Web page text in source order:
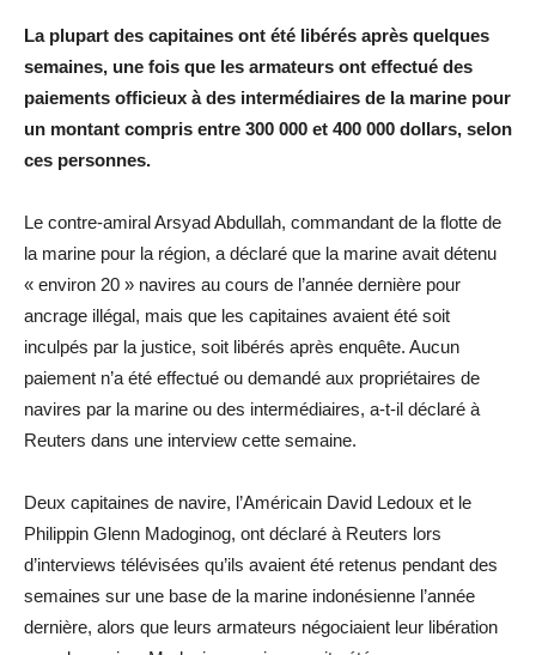
La plupart des capitaines ont été libérés après quelques
semaines, une fois que les armateurs ont effectué des
paiements officieux à des intermédiaires de la marine pour
un montant compris entre 300 000 et 400 000 dollars, selon
ces personnes.
Le contre-amiral Arsyad Abdullah, commandant de la flotte de
la marine pour la région, a déclaré que la marine avait détenu
« environ 20 » navires au cours de l’année dernière pour
ancrage illégal, mais que les capitaines avaient été soit
inculpés par la justice, soit libérés après enquête. Aucun
paiement n’a été effectué ou demandé aux propriétaires de
navires par la marine ou des intermédiaires, a-t-il déclaré à
Reuters dans une interview cette semaine.
Deux capitaines de navire, l’Américain David Ledoux et le
Philippin Glenn Madoginog, ont déclaré à Reuters lors
d’interviews télévisées qu’ils avaient été retenus pendant des
semaines sur une base de la marine indonésienne l’année
dernière, alors que leurs armateurs négociaient leur libération